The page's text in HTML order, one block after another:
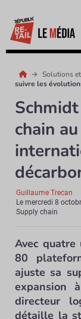
Solutions
suivre les
chain
Guillaume Trecan
Lemercredi 8
Supply chain
Avec quatre
80
ajuste sa
expansion
directeur
détaille la